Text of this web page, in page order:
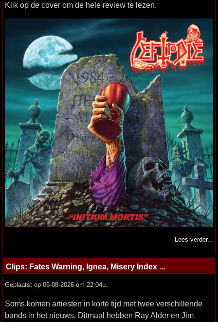
Klik op de cover om de hele review te lezen.
Lees verder...
Clips: Fates Warning, Ignea, Misery Index ...
Geplaatst op 06-08-2026 om 22:04u.
Soms komen artiesten in korte tijd met twee verschillende
bands in het nieuws. Ditmaal hebben Ray Alder en Jim